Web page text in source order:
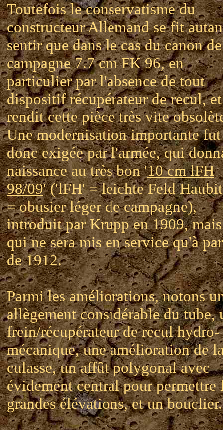
Toutefois le conservatisme du
constructeur Allemand se fit
sentir que dans le cas du canon de
campagne 7.7 cm FK 96, en
particulier par l'absence de tout
dispositif récupérateur de recul, et
rendit cette pièce très vite
Une modernisation importante fut
donc exigée par l'armée, qui
naissance au très bon '10 cm lFH
98/09' ('lFH' = leichte Feld
= obusier léger de campagne),
introduit par Krupp en 1909, mais
qui ne sera mis en service qu'à
de 1912.
Parmi les améliorations, notons
allègement considérable du tube,
frein/récupérateur de recul hydro-
mécanique, une amélioration de
culasse, un affût polygonal avec
évidement central pour permettre
grandes élévations, et un bouclier.